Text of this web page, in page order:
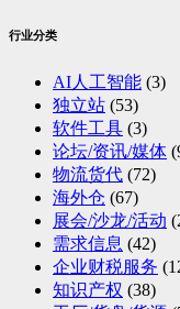
行业分类
AI人工智能 (3)
独立站 (53)
软件工具 (3)
论坛/资讯/媒体
物流货代 (72)
海外仓 (67)
展会/沙龙/活动
需求信息 (42)
企业财税服务
知识产权 (38)